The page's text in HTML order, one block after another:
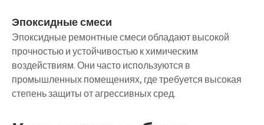
Эпоксидные смеси
Эпоксидные ремонтные смеси обладают высокой
прочностью и устойчивостью к химическим
воздействиям. Они часто используются в
промышленных помещениях, где требуется высокая
степень защиты от агрессивных сред.